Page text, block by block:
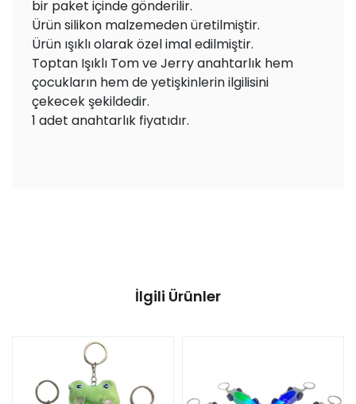
bir paket içinde gönderilir.
Ürün silikon malzemeden üretilmiştir.
Ürün ışıklı olarak özel imal edilmiştir.
Toptan Işıklı Tom ve Jerry anahtarlık hem
çocukların hem de yetişkinlerin ilgilisini
çekecek şekildedir.
1 adet anahtarlık fiyatıdır.
İlgili Ürünler